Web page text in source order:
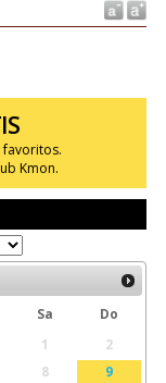
favoritos.
Kmon.
Sa
Do
1
2
8
9